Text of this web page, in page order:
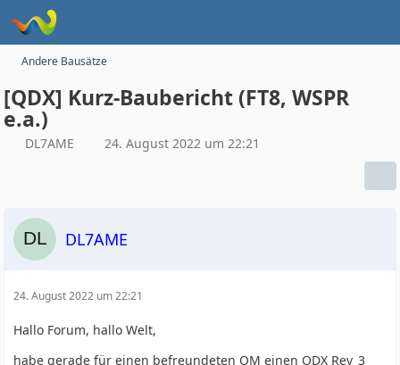
Andere Bausätze
[QDX] Kurz-Baubericht (FT8, WSPR
e.a.)
DL7AME 24. August 2022 um 22:21
DL7AME
24. August 2022 um 22:21
Hallo Forum, hallo Welt,
habe gerade für einen befreundeten OM einen QDX Rev_3